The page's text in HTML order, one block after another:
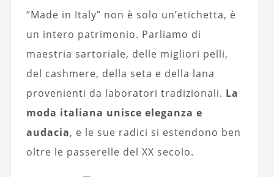
“Made in Italy” non è solo un’etichetta, è
un intero patrimonio. Parliamo di
maestria sartoriale, delle migliori pelli,
del cashmere, della seta e della lana
provenienti da laboratori tradizionali. La
moda italiana unisce eleganza e
audacia, e le sue radici si estendono ben
oltre le passerelle del XX secolo.